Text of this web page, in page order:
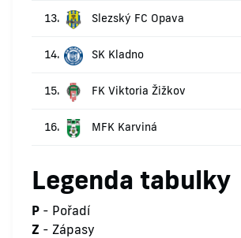
13. Slezský FC Opava
14. SK Kladno
15. FK Viktoria Žižkov
16. MFK Karviná
Legenda tabulky
P - Pořadí
Z - Zápasy